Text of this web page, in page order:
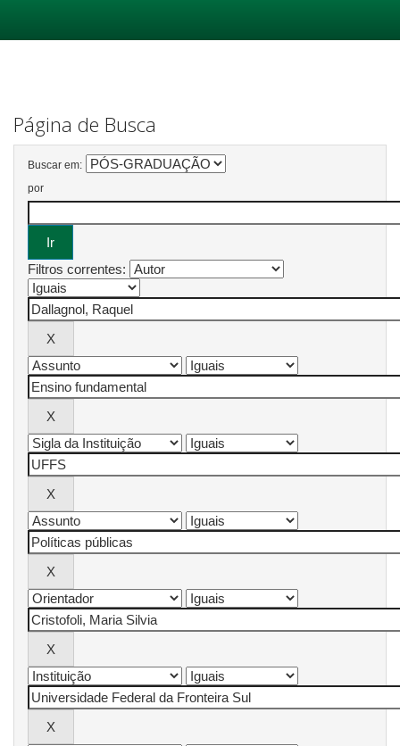
Página de Busca
Buscar em:
por
Filtros correntes: